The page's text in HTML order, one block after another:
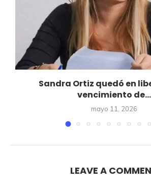
Sandra Ortiz quedó en
vencimiento de...
mayo 11, 2026
LEAVE A